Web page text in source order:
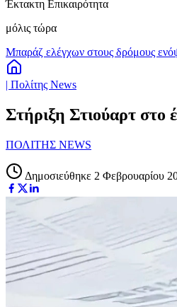
Έκτακτη Επικαιρότητα
μόλις τώρα
Μπαράζ ελέγχων στους δρόμους
| Πολίτης News
Στήριξη Στιούαρτ στο
ΠΟΛΙΤΗΣ NEWS
Δημοσιεύθηκε 2 Φεβρουαρίου